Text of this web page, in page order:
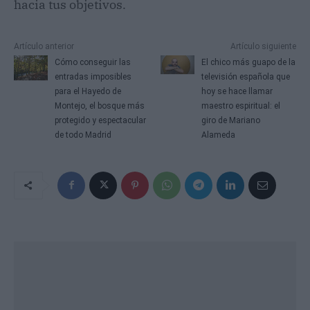
hacia tus objetivos.
Artículo anterior
Cómo conseguir las
entradas imposibles
para el Hayedo de
Montejo, el bosque más
protegido y espectacular
de todo Madrid
Artículo siguiente
El chico más guapo de la
televisión española que
hoy se hace llamar
maestro espiritual: el
giro de Mariano
Alameda